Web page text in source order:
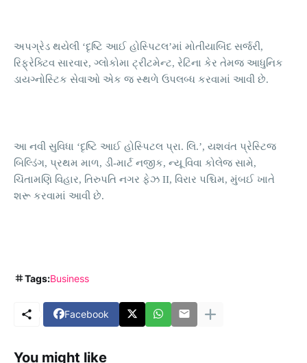
અપગ્રેડ થયેલી ‘દૃષ્ટિ આઈ હોસ્પિટલ’માં મોતીયાબિંદ સર્જરી,
રિફ્રેક્ટિવ સારવાર, ગ્લોકોમા ટ્રીટમેન્ટ, રેટિના કેર તેમજ આધુનિક
ડાયગ્નોસ્ટિક સેવાઓ એક જ સ્થળે ઉપલબ્ધ કરવામાં આવી છે.
આ નવી સુવિધા ‘દૃષ્ટિ આઈ હોસ્પિટલ પ્રા. લિ.’, યશવંત પ્રેસ્ટિજ
બિલ્ડિંગ, પ્રથમ માળ, ડી-માર્ટ નજીક, ન્યૂ વિવા કોલેજ સામે,
ચિંતામણિ વિહાર, તિરુપતિ નગર ફેઝ II, વિરાર પશ્ચિમ, મુંબઈ ખાતે
શરૂ કરવામાં આવી છે.
Tags:Business
Facebook
You might like